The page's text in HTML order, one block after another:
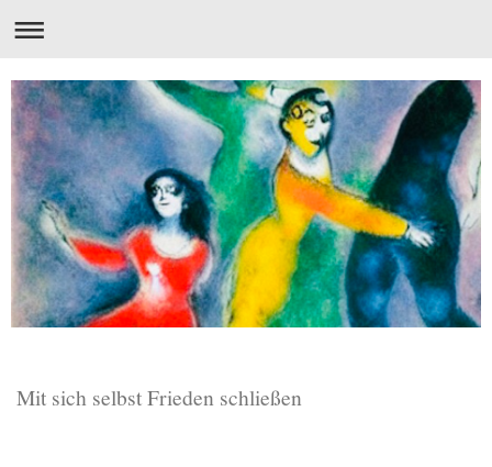
Mit sich selbst Frieden schließen